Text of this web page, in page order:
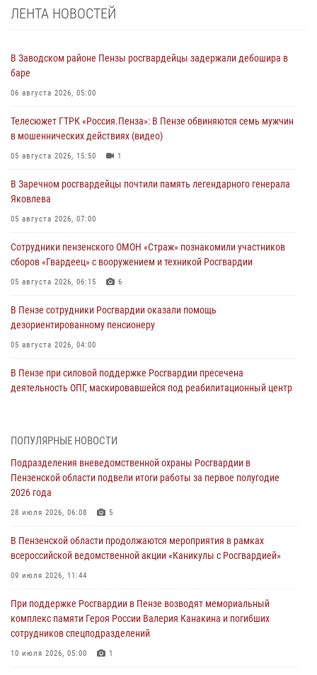
ЛЕНТА НОВОСТЕЙ
В Заводском районе Пензы росгвардейцы задержали дебошира в
баре
06 августа 2026, 05:00
Телесюжет ГТРК «Россия.Пенза»: В Пензе обвиняются семь мужчин
в мошеннических действиях (видео)
05 августа 2026, 15:50 1
В Заречном росгвардейцы почтили память легендарного генерала
Яковлева
05 августа 2026, 07:00
Сотрудники пензенского ОМОН «Страж» познакомили участников
сборов «Гвардеец» с вооружением и техникой Росгвардии
05 августа 2026, 06:15 6
В Пензе сотрудники Росгвардии оказали помощь
дезориентированному пенсионеру
05 августа 2026, 04:00
В Пензе при силовой поддержке Росгвардии пресечена
деятельность ОПГ, маскировавшейся под реабилитационный центр
работы за первое полугодие 2026 года
Росгвардия обеспечила безопасность праздничных мероприятий в
В Пензе сотрудники Росгвардии задержали мужчину, который
дома
03 августа 2026, 05:59
Росгвардейцы Пензенской области отмечают 35-летие дежурной
ПОПУЛЯРНЫЕ НОВОСТИ
Подразделения вневедомственной охраны Росгвардии в
Пензенской области подвели итоги работы за первое полугодие
2026 года
28 июля 2026, 06:08 5
В Пензенской области продолжаются мероприятия в рамках
всероссийской ведомственной акции «Каникулы с Росгвардией»
09 июля 2026, 11:44
При поддержке Росгвардии в Пензе возводят мемориальный
комплекс памяти Героя России Валерия Канакина и погибших
сотрудников спецподразделений
10 июля 2026, 05:00 1